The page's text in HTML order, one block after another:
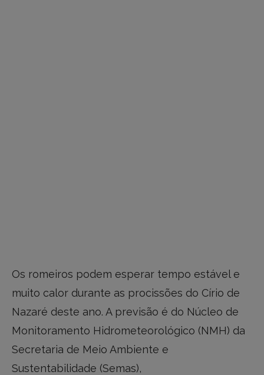
Os romeiros podem esperar tempo estável e
muito calor durante as procissões do Círio de
Nazaré deste ano. A previsão é do Núcleo de
Monitoramento Hidrometeorológico (NMH) da
Secretaria de Meio Ambiente e
Sustentabilidade (Semas),